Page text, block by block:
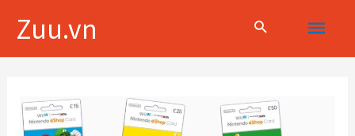
Zuu.vn
Main
Menu
bài
viết